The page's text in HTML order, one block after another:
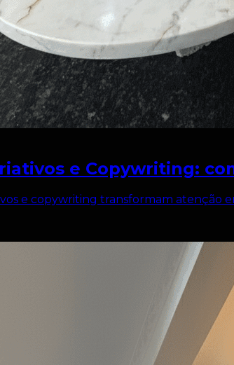
e Copywriting:
e copywriting transformam atenção